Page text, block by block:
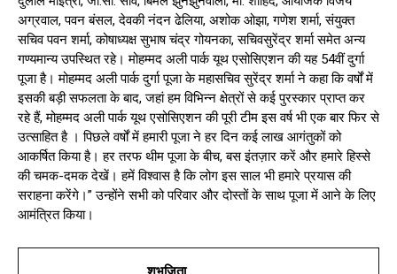
अग्रवाल, पवन बंसल, देवकी नंदन ढेलिया, अशोक ओझा, गणेश शर्मा, संयुक्त
सचिव पवन शर्मा, कोषाध्यक्ष सुभाष चंद्र गोयनका, सचिवसुरेंद्र शर्मा समेत अन्य
गण्यमान्य उपस्थित रहे। मोहम्मद अली पार्क यूथ एसोसिएशन की यह 54वीं दुर्गा
पूजा है। मोहम्मद अली पार्क दुर्गा पूजा के महासचिव सुरेंद्र शर्मा ने कहा कि वर्षों में
इसकी बड़ी सफलता के बाद, जहां हम विभिन्न क्षेत्रों से कई पुरस्कार प्राप्त कर
रहे हैं, मोहम्मद अली पार्क यूथ एसोसिएशन की पूरी टीम इस वर्ष भी एक बार फिर से
उत्साहित है । पिछले वर्षों में हमारी पूजा ने हर दिन कई लाख आगंतुकों को
आकर्षित किया है। हर तरफ थीम पूजा के बीच, बस इंतज़ार करें और हमारे हिस्से
की चमक-दमक देखें। हमें विश्वास है कि लोग इस साल भी हमारे प्रयास की
सराहना करेंगे।” उन्होंने सभी को परिवार और दोस्तों के साथ पूजा में आने के लिए
आमंत्रित किया।